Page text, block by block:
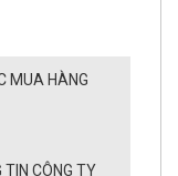
MUA HÀNG
TIN CÔNG TY